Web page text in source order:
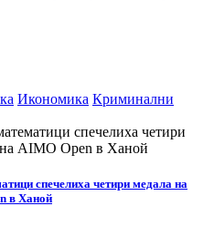
Икономика Криминални
спечелиха четири медала на
в Ханой